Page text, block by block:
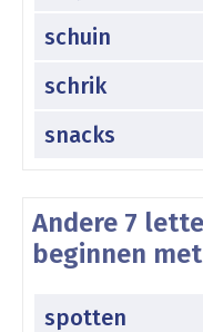
schuin
schrik
snacks
Andere 7
beginnen
spotten